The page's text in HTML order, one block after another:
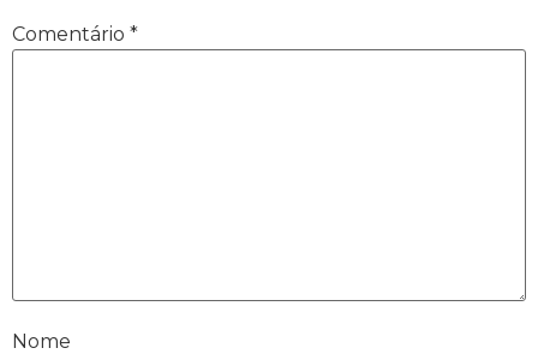
Comentário *
Nome